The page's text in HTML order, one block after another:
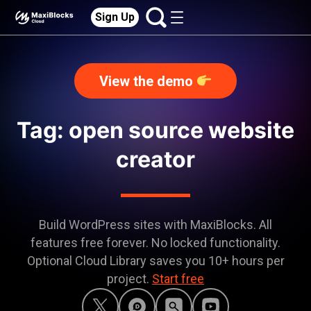
Sign Up
View the demo
Tag: open source website
creator
Build WordPress sites with MaxiBlocks. All
features free forever. No locked functionality.
Optional Cloud Library saves you 10+ hours per
project. Start free